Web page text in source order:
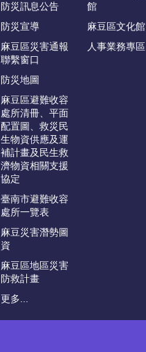
防災訊息公告
防災宣導
麻豆區災害通報
聯繫窗口
防災地圖
麻豆區避難收容
處所清冊、平面
配置圖、救災民
生物資供應及運
補計畫及民生救
濟物資相關支援
協定
臺南市避難收容
處所一覽表
麻豆災害潛勢圖
資
麻豆區地區災害
防救計畫
更多...
館
麻豆區文化館
人事業務專區